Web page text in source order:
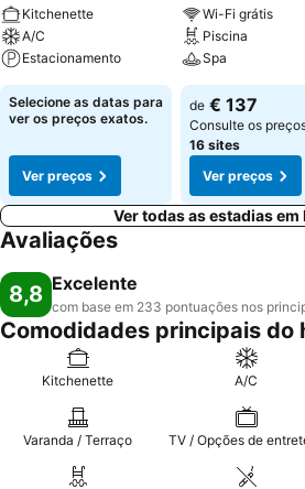
Kitchenette
A/C
Estacionamento
Selecione as datas para
ver os preços exatos.
Ver preços
Wi-Fi grátis
Piscina
Spa
de € 137
Consulte os
16 sites
Ver preços
Ver todas as estadias em
Avaliações
8,8 Excelente
com base em 233 pontuações nos
Comodidades principais do
Kitchenette A/C
Varanda / Terraço